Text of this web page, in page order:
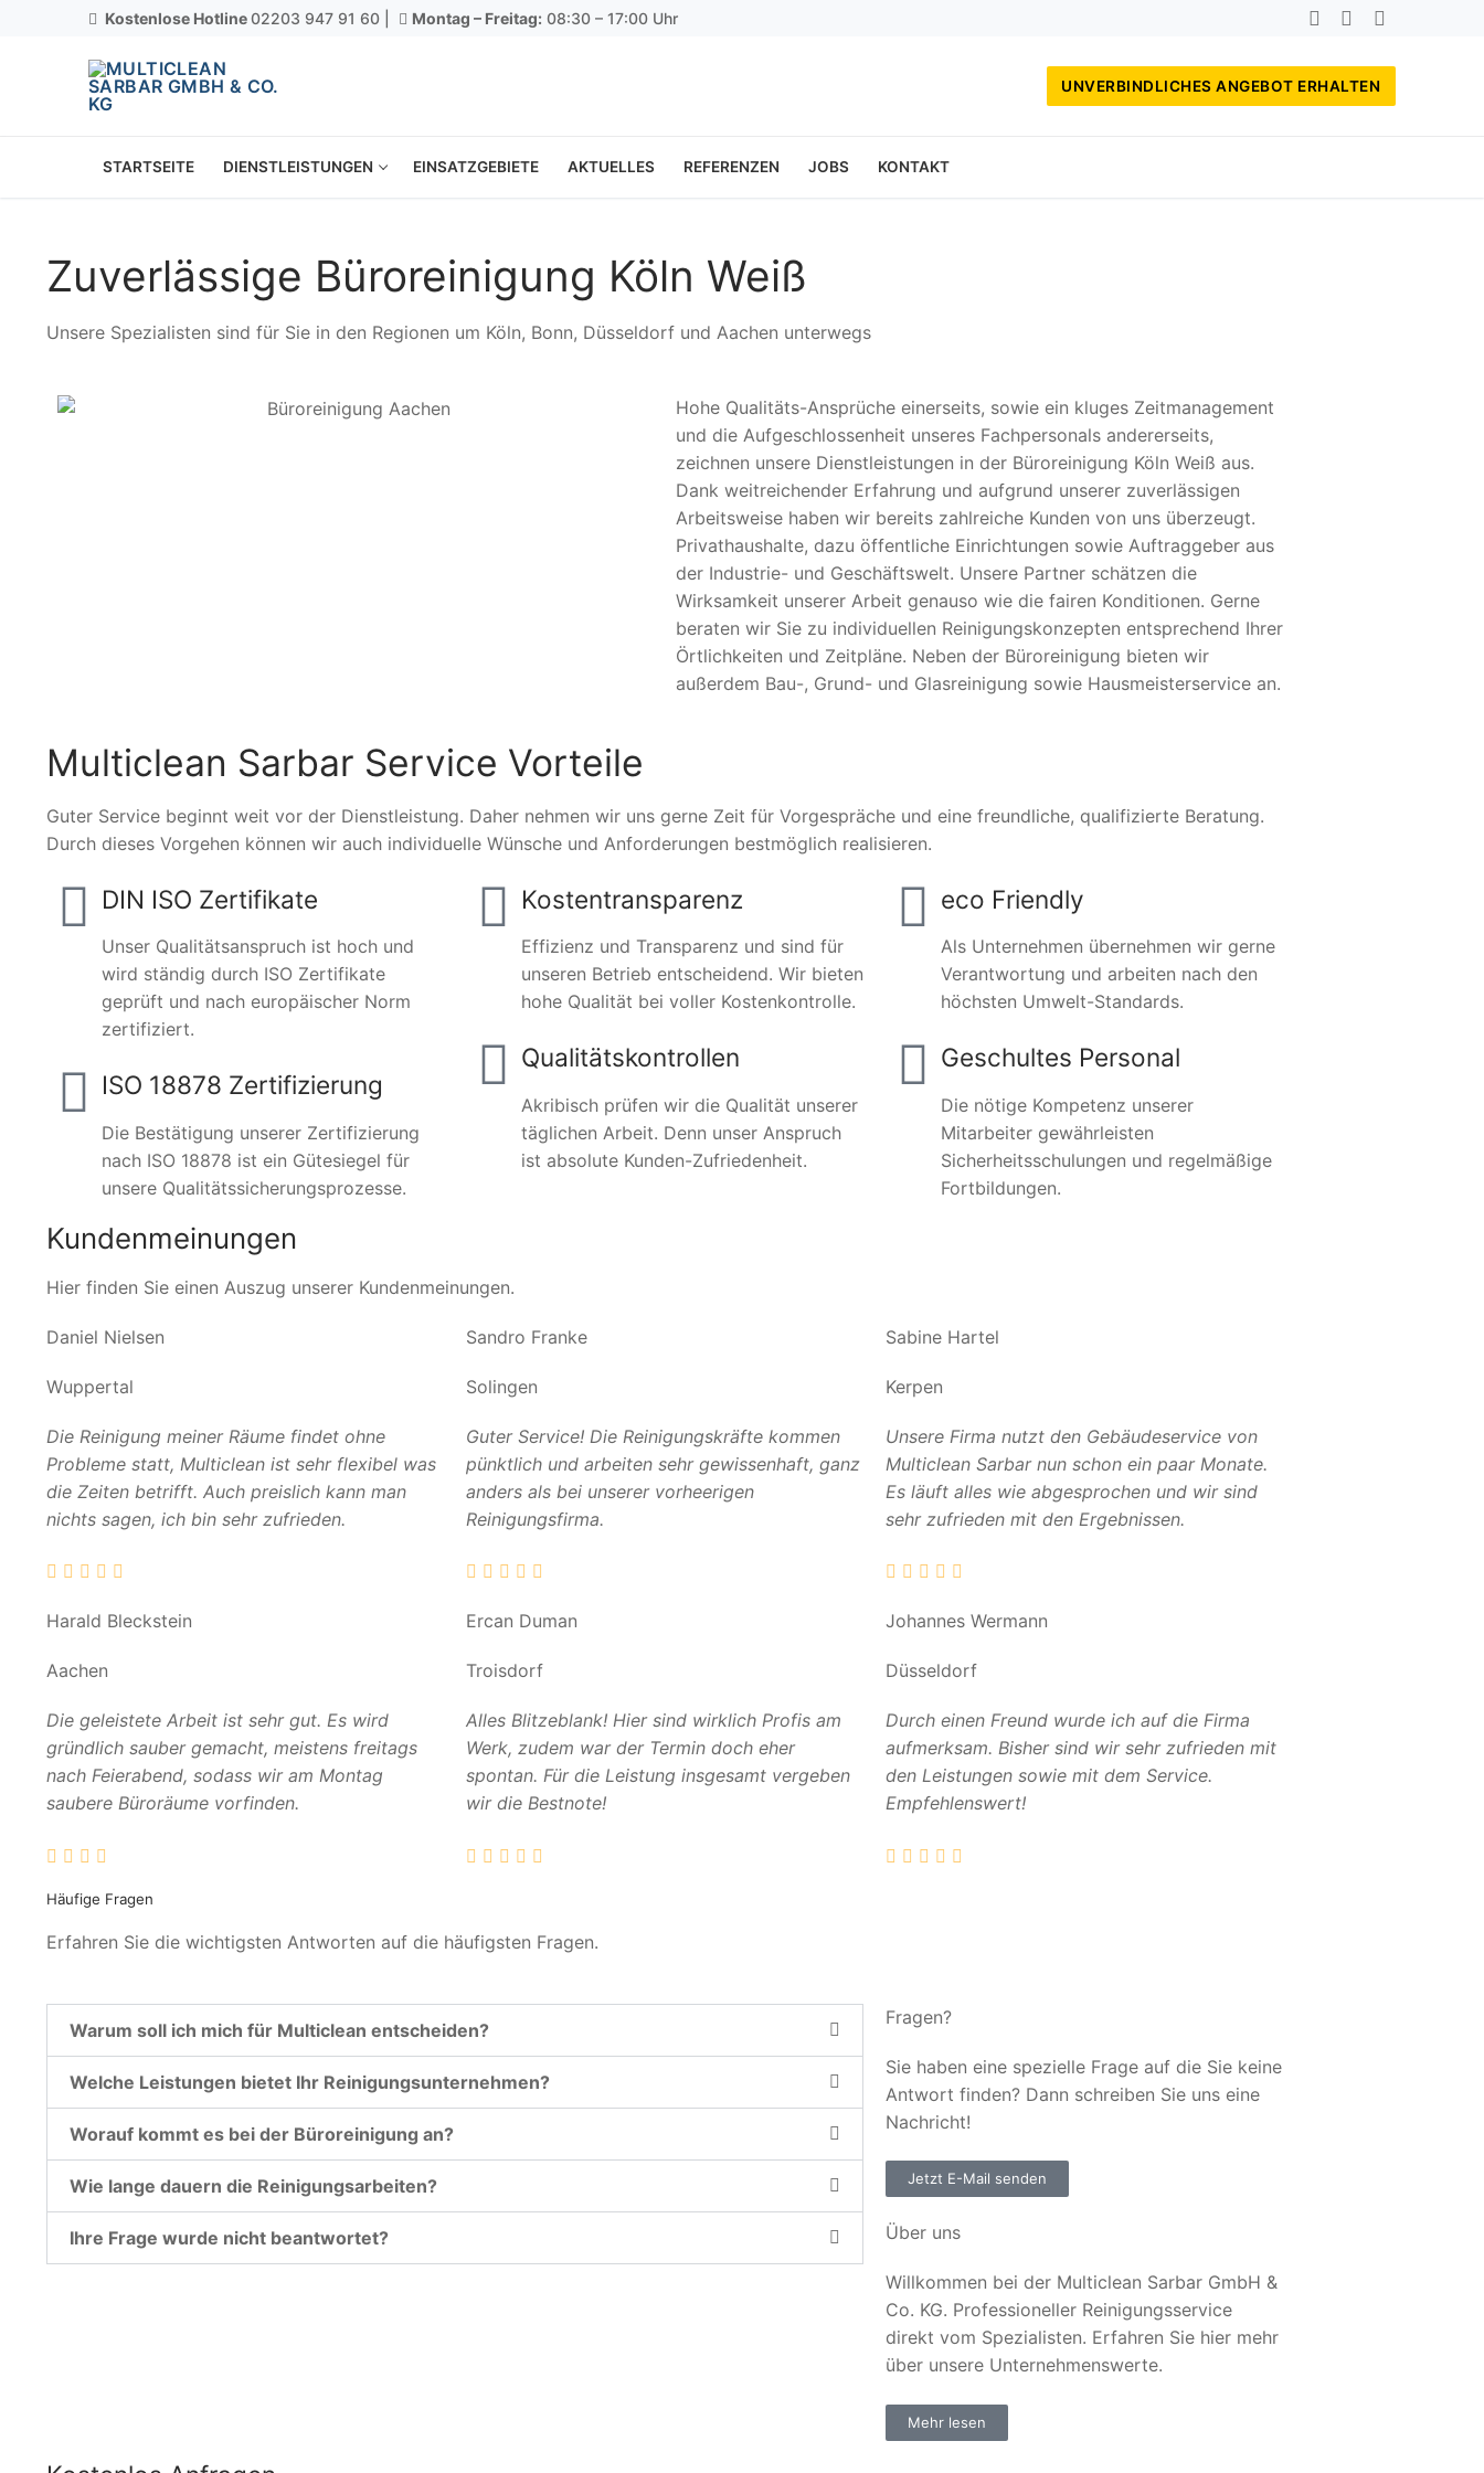
Kostenlose Hotline02203 947 91 60 | Montag – Freitag: 08:30 – 17:00 Uhr
UNVERBINDLICHES ANGEBOT ERHALTEN
STARTSEITE DIENSTLEISTUNGEN EINSATZGEBIETE AKTUELLES REFERENZEN JOBS KONTAKT
Zuverlässige Büroreinigung Köln Weiß
Unsere Spezialisten sind für Sie in den Regionen um Köln, Bonn, Düsseldorf und Aachen unterwegs
Hohe Qualitäts-Ansprüche einerseits, sowie ein kluges Zeitmanagement
und die Aufgeschlossenheit unseres Fachpersonals andererseits,
zeichnen unsere Dienstleistungen in der Büroreinigung Köln Weiß aus.
Dank weitreichender Erfahrung und aufgrund unserer zuverlässigen
Arbeitsweise haben wir bereits zahlreiche Kunden von uns überzeugt.
Privathaushalte, dazu öffentliche Einrichtungen sowie Auftraggeber aus
der Industrie- und Geschäftswelt. Unsere Partner schätzen die
Wirksamkeit unserer Arbeit genauso wie die fairen Konditionen. Gerne
beraten wir Sie zu individuellen Reinigungskonzepten entsprechend Ihrer
Örtlichkeiten und Zeitpläne. Neben der Büroreinigung bieten wir
außerdem Bau-, Grund- und Glasreinigung sowie Hausmeisterservice an.
Multiclean Sarbar Service Vorteile
Guter Service beginnt weit vor der Dienstleistung. Daher nehmen wir uns gerne Zeit für Vorgespräche und eine freundliche, qualifizierte Beratung.
Durch dieses Vorgehen können wir auch individuelle Wünsche und Anforderungen bestmöglich realisieren.
DIN ISO Zertifikate
Unser Qualitätsanspruch ist hoch und
wird ständig durch ISO Zertifikate
geprüft und nach europäischer Norm
zertifiziert.
ISO 18878 Zertifizierung
Die Bestätigung unserer Zertifizierung
nach ISO 18878 ist ein Gütesiegel für
unsere Qualitätssicherungsprozesse.
Kostentransparenz
Effizienz und Transparenz und sind für
unseren Betrieb entscheidend. Wir bieten
hohe Qualität bei voller Kostenkontrolle.
Qualitätskontrollen
Akribisch prüfen wir die Qualität unserer
täglichen Arbeit. Denn unser Anspruch
ist absolute Kunden-Zufriedenheit.
eco Friendly
Als Unternehmen übernehmen wir gerne
Verantwortung und arbeiten nach den
höchsten Umwelt-Standards.
Geschultes Personal
Die nötige Kompetenz unserer
Mitarbeiter gewährleisten
Sicherheitsschulungen und regelmäßige
Fortbildungen.
Kundenmeinungen
Hier finden Sie einen Auszug unserer Kundenmeinungen.
Daniel Nielsen
Wuppertal
Die Reinigung meiner Räume findet ohne
Probleme statt, Multiclean ist sehr flexibel was
die Zeiten betrifft. Auch preislich kann man
nichts sagen, ich bin sehr zufrieden.
Sandro Franke
Solingen
Guter Service! Die Reinigungskräfte kommen
pünktlich und arbeiten sehr gewissenhaft, ganz
anders als bei unserer vorheerigen
Reinigungsfirma.
Sabine Hartel
Kerpen
Unsere Firma nutzt den Gebäudeservice von
Multiclean Sarbar nun schon ein paar Monate.
Es läuft alles wie abgesprochen und wir sind
sehr zufrieden mit den Ergebnissen.
Harald Bleckstein
Aachen
Die geleistete Arbeit ist sehr gut. Es wird
gründlich sauber gemacht, meistens freitags
nach Feierabend, sodass wir am Montag
saubere Büroräume vorfinden.
Ercan Duman
Troisdorf
Alles Blitzeblank! Hier sind wirklich Profis am
Werk, zudem war der Termin doch eher
spontan. Für die Leistung insgesamt vergeben
wir die Bestnote!
Johannes Wermann
Düsseldorf
Durch einen Freund wurde ich auf die Firma
aufmerksam. Bisher sind wir sehr zufrieden mit
den Leistungen sowie mit dem Service.
Empfehlenswert!
Häufige Fragen
Erfahren Sie die wichtigsten Antworten auf die häufigsten Fragen.
Warum soll ich mich für Multiclean entscheiden?
Welche Leistungen bietet Ihr Reinigungsunternehmen?
Worauf kommt es bei der Büroreinigung an?
Wie lange dauern die Reinigungsarbeiten?
Ihre Frage wurde nicht beantwortet?
Fragen?
Sie haben eine spezielle Frage auf die Sie keine
Antwort finden? Dann schreiben Sie uns eine
Nachricht!
Jetzt E-Mail senden
Über uns
Willkommen bei der Multiclean Sarbar GmbH &
Co. KG. Professioneller Reinigungsservice
direkt vom Spezialisten. Erfahren Sie hier mehr
über unsere Unternehmenswerte.
Mehr lesen